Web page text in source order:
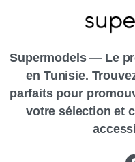
Supermodels — Le
en Tunisie.
parfaits pour
votre sélection et